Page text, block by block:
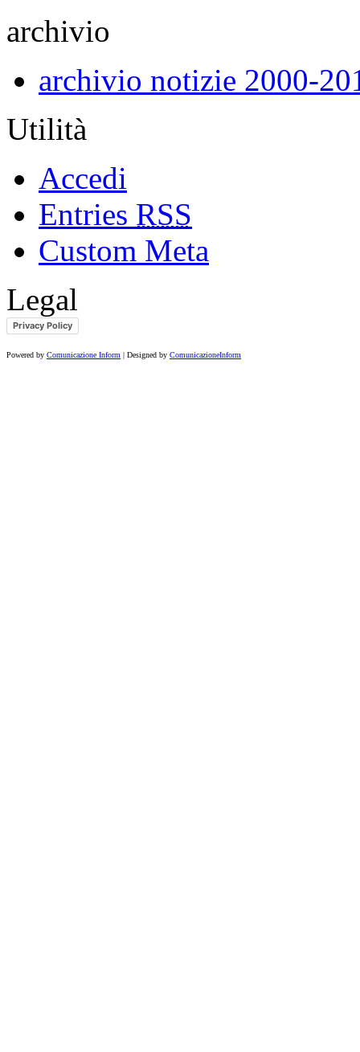
archivio
archivio notizie 2000-
Utilità
Accedi
Entries RSS
Custom Meta
Legal
Privacy Policy
Powered by Comunicazione Inform | Designed by ComunicazioneInform